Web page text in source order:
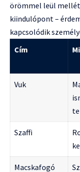
örömmel leül
kiindulópont –
kapcsolódik
Cím
Vuk
Szaffi
Macskafogó